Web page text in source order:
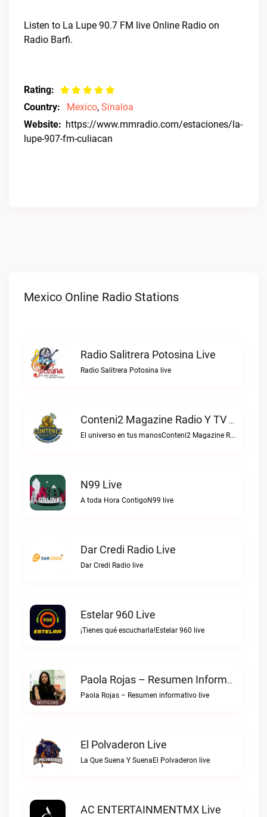
Listen to La Lupe 90.7 FM live Online Radio on
Radio Barfi.
Rating:
Country:
Mexico, Sinaloa
Website: https://www.mmradio.com/estaciones/la-
lupe-907-fm-culiacan
Mexico Online Radio Stations
Radio Salitrera Potosina Live
Radio Salitrera Potosina live
Conteni2 Magazine Radio Y TV Digital Live
El universo en tus manosConteni2 Magazine Radio y TV Digital live
N99 Live
A toda Hora ContigoN99 live
Dar Credi Radio Live
Dar Credi Radio live
Estelar 960 Live
¡Tienes qué escucharla!Estelar 960 live
Paola Rojas – Resumen Informativo Live
Paola Rojas – Resumen informativo live
El Polvaderon Live
La Que Suena Y SuenaEl Polvaderon live
AC ENTERTAINMENTMX Live